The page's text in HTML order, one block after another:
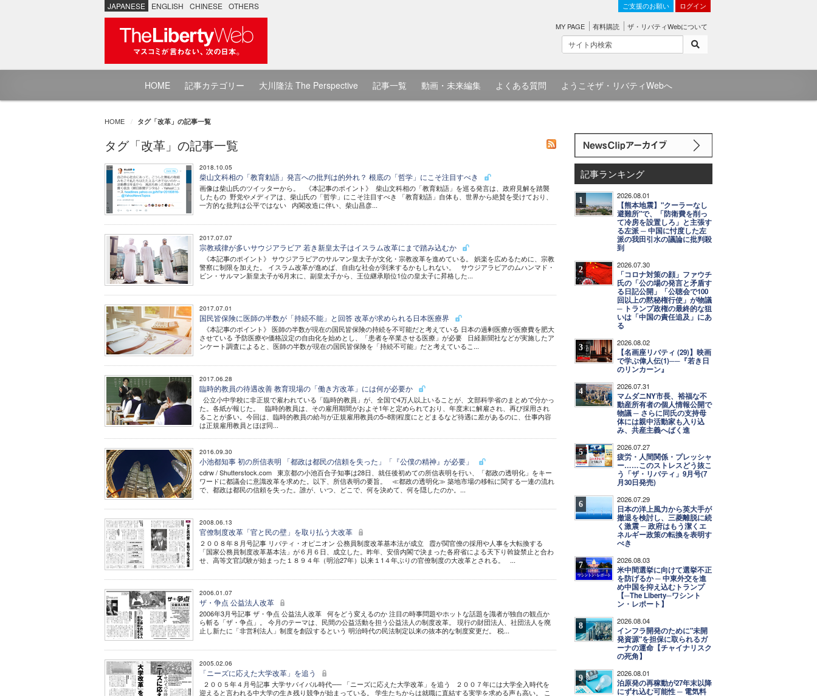
JAPANESE ENGLISH CHINESE OTHERS ご支援のお願い ログイン
MY PAGE 有料購読 ザ・リバティWebについて
HOME 記事カテゴリー 大川隆法 The Perspective 記事一覧 動画・未来編集 よくある質問 ようこそザ・リバティWebへ
HOME タグ「改革」の記事一覧
タグ「改革」の記事一覧
2018.10.05
柴山文科相の「教育勅語」発言への批判は的外れ？ 根底の「哲学」にこそ注目すべき
画像は柴山氏のツイッターから。 《本記事のポイント》 柴山文科相の「教育勅語」を巡る発言は、政府見解を踏襲
したもの 野党やメディアは、柴山氏の「哲学」にこそ注目すべき 「教育勅語」自体も、世界から絶賛を受けており、
一方的な批判は公平ではない 内閣改造に伴い、柴山昌彦...
2017.07.07
宗教戒律が多いサウジアラビア 若き新皇太子はイスラム改革にまで踏み込むか
《本記事のポイント》 サウジアラビアのサルマン皇太子が文化・宗教改革を進めている。 娯楽を広めるために、宗教
警察に制限を加えた。 イスラム改革が進めば、自由な社会が到来するかもしれない。 サウジアラビアのムハンマド・
ビン・サルマン新皇太子が6月末に、副皇太子から、王位継承順位1位の皇太子に昇格した...
2017.07.01
国民皆保険に医師の半数が「持続不能」と回答 改革が求められる日本医療界
《本記事のポイント》 医師の半数が現在の国民皆保険の持続を不可能だと考えている 日本の過剰医療が医療費を肥大
させている 予防医療や価格設定の自由化を始めとし、「患者を卒業させる医療」が必要 日経新聞社などが実施したア
ンケート調査によると、医師の半数が現在の国民皆保険を「持続不可能」だと考えているこ...
2017.06.28
臨時的教員の待遇改善 教育現場の「働き方改革」には何が必要か
公立小中学校に非正規で雇われている「臨時的教員」が、全国で4万人以上いることが、文部科学省のまとめで分かっ
た。各紙が報じた。 臨時的教員は、その雇用期間がおよそ1年と定められており、年度末に解雇され、再び採用され
ることが多い。今回は、臨時的教員の給与が正規雇用教員の5~8割程度にとどまるなど待遇に差があるのに、仕事内容
は正規雇用教員とほぼ同...
2016.09.30
小池都知事 初の所信表明 「都政は都民の信頼を失った」「『公僕の精神』が必要」
cdrw / Shutterstock.com 東京都の小池百合子知事は28日、就任後初めての所信表明を行い、「都政の透明化」をキー
ワードに都議会に意識改革を求めた。以下、所信表明の要旨。 ≪都政の透明化≫ 築地市場の移転に関する一連の流れ
で、都政は都民の信頼を失った。誰が、いつ、どこで、何を決めて、何を隠したのか。...
2008.06.13
官僚制度改革「官と民の壁」を取り払う大改革
２００８年８月号記事 リバティ・オピニオン 公務員制度改革基本法が成立 霞が関官僚の採用や人事を大転換する
「国家公務員制度改革基本法」が６月６日、成立した。昨年、安倍内閣で決まった各府省による天下り斡旋禁止と合わ
せ、高等文官試験が始まった１８９４年（明治27年）以来１1４年ぶりの官僚制度の大改革とされる。 ...
2006.01.07
ザ・争点 公益法人改革
2006年3月号記事 ザ・争点 公益法人改革 何をどう変えるのか 注目の時事問題やホットな話題を識者が独自の観点か
ら斬る「ザ・争点」。 今月のテーマは、民間の公益活動を担う公益法人の制度改革。 現行の財団法人、社団法人を廃
止し新たに「非営利法人」制度を創設するという 明治時代の民法制定以来の抜本的な制度変更だ。 税...
2005.02.06
「ニーズに応えた大学改革」を追う
２００５年４月号記事 大学サバイバル時代── 「ニーズに応えた大学改革」を追う ２００７年には大学全入時代を
迎えると言われる中大学の生き残り競争が始まっている。 学生たちからは就職に直結する実学を求める声も高い。 こ
記事ランキング
1 2026.08.01
【熊本地震】"クーラーなし
避難所"で、「防衛費を削っ
て冷房を設置しろ」と主張す
る左派 ─ 中国に忖度した左
派の我田引水の議論に批判殺
到
2 2026.07.30
「コロナ対策の顔」ファウチ
氏の「公の場の発言と矛盾す
る日記公開」「公聴会で100
回以上の黙秘権行使」が物議
─ トランプ政権の最終的な狙
いは「中国の責任追及」にあ
る
3 2026.08.02
【名画座リバティ (29)】映画
で学ぶ偉人伝(1)──『若き日
のリンカーン』
4 2026.07.31
マムダニNY市長、裕福な不
動産所有者の個人情報公開で
物議 ─ さらに同氏の支持母
体には親中活動家も入り込
み、共産主義へばく進
5 2026.07.27
疲労・人間関係・プレッシャ
ー……このストレスどう抜こ
う「ザ・リバティ」9月号(7
月30日発売)
6 2026.07.29
日本の洋上風力から英大手が
撤退を検討し、三菱離脱に続
く激震 ─ 政府はもう潔くエ
ネルギー政策の転換を表明す
べき
7 2026.08.03
米中間選挙に向けて選挙不正
を防げるか ─ 中東外交を進
め中国を抑え込むトランプ
【─The Liberty─ワシント
ン・レポート】
8 2026.08.04
インフラ開発のために"未開
発資源"を担保に取られるガ
ーナの運命【チャイナリスク
の死角】
9 2026.08.01
泊原発の再稼動が27年末以降
にずれ込む可能性 ─ 電気料